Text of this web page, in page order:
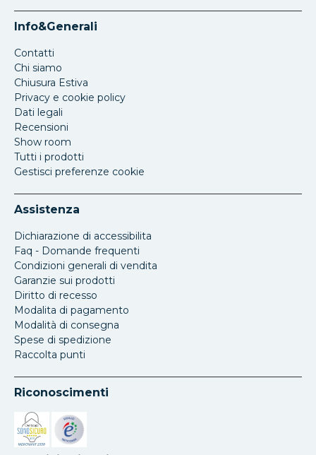
Info&Generali
Contatti
Chi siamo
Chiusura Estiva
Privacy e cookie policy
Dati legali
Recensioni
Show room
Tutti i prodotti
Gestisci preferenze cookie
Assistenza
Dichiarazione di accessibilita
Faq - Domande frequenti
Condizioni generali di vendita
Garanzie sui prodotti
Diritto di recesso
Modalita di pagamento
Modalità di consegna
Spese di spedizione
Raccolta punti
Riconoscimenti